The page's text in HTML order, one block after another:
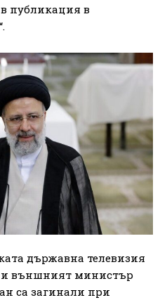
публикация в
държавна телевизия
и външният министър
са загинали при